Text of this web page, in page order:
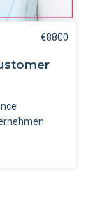
€8800